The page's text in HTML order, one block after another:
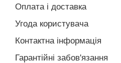
Оплата і доставка
Угода користувача
Контактна інформація
Гарантійні забов'язання